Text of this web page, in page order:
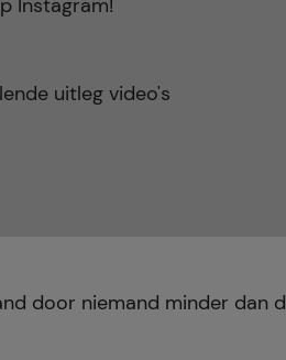
Instagram!
uitleg video's
door niemand minder dan